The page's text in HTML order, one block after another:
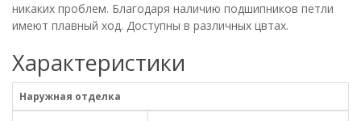
никаких проблем. Благодаря наличию подшипников петли
имеют плавный ход. Доступны в различных цвтах.
Характеристики
Наружная отделка